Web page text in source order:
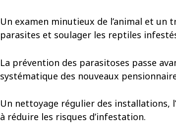
Un examen minutieux de l’animal et
parasites et soulager les reptiles
La prévention des parasitoses passe
systématique des nouveaux
Un nettoyage régulier des
à réduire les risques d’infestation.